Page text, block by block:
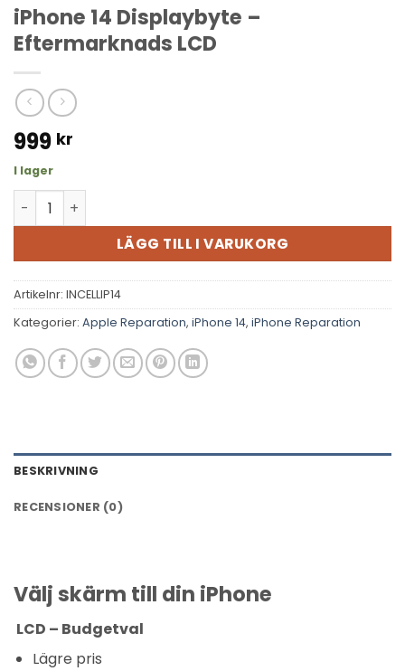
iPhone 14 Displaybyte –
Eftermarknads LCD
999 kr
I lager
iPhone 14 Displaybyte - Eftermarknads LCD mängd
LÄGG TILL I VARUKORG
Artikelnr: INCELLIP14
Kategorier: Apple Reparation, iPhone 14, iPhone Reparation
BESKRIVNING
RECENSIONER (0)
Välj skärm till din iPhone
LCD – Budgetval
Lägre pris